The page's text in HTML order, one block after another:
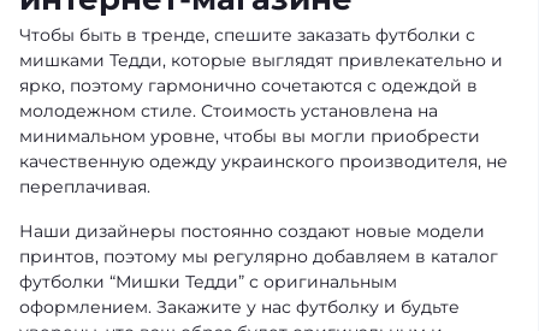
Чтобы быть в тренде, спешите заказать футболки с
мишками Тедди, которые выглядят привлекательно и
ярко, поэтому гармонично сочетаются с одеждой в
молодежном стиле. Стоимость установлена на
минимальном уровне, чтобы вы могли приобрести
качественную одежду украинского производителя, не
переплачивая.
Наши дизайнеры постоянно создают новые модели
принтов, поэтому мы регулярно добавляем в каталог
футболки “Мишки Тедди” с оригинальным
оформлением. Закажите у нас футболку и будьте